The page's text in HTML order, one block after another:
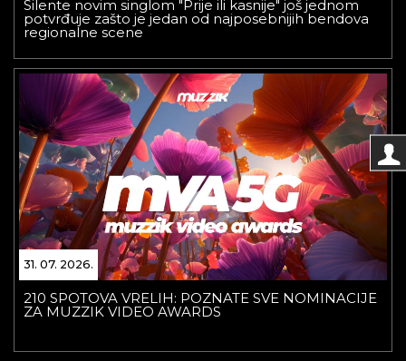
Silente novim singlom "Prije ili kasnije" još jednom
potvrđuje zašto je jedan od najposebnijih bendova
regionalne scene
31. 07. 2026.
210 SPOTOVA VRELIH: POZNATE SVE NOMINACIJE
ZA MUZZIK VIDEO AWARDS